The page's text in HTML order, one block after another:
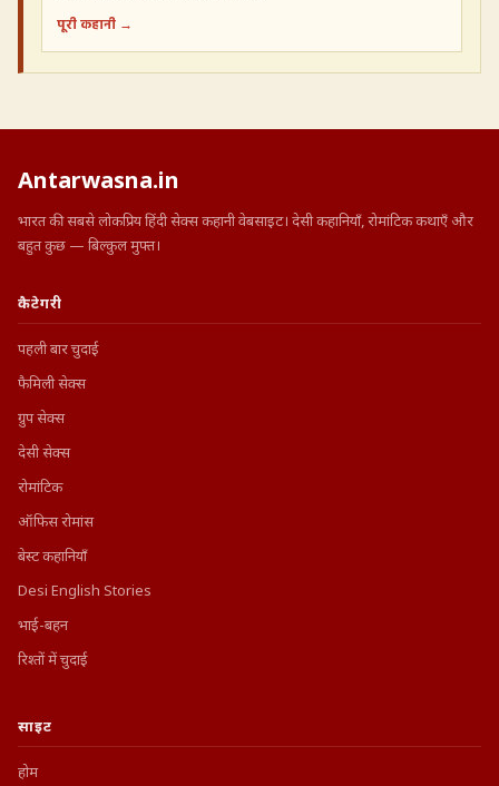
पूरी कहानी →
Antarwasna.in
भारत की सबसे लोकप्रिय हिंदी सेक्स कहानी वेबसाइट। देसी कहानियाँ, रोमांटिक कथाएँ और
बहुत कुछ — बिल्कुल मुफ्त।
कैटेगरी
पहली बार चुदाई
फैमिली सेक्स
ग्रुप सेक्स
देसी सेक्स
रोमांटिक
ऑफिस रोमांस
बेस्ट कहानियाँ
Desi English Stories
भाई-बहन
रिश्तों में चुदाई
साइट
होम